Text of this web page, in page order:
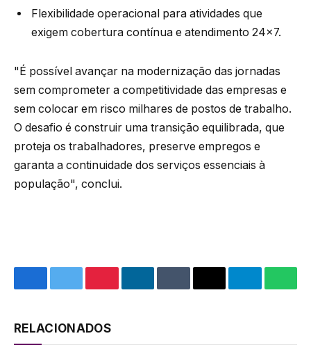
Flexibilidade operacional para atividades que
exigem cobertura contínua e atendimento 24×7.
"É possível avançar na modernização das jornadas
sem comprometer a competitividade das empresas e
sem colocar em risco milhares de postos de trabalho.
O desafio é construir uma transição equilibrada, que
proteja os trabalhadores, preserve empregos e
garanta a continuidade dos serviços essenciais à
população", conclui.
Facebook
TwitterPinterestLinkedInTumblrEmail Telegram
RELACIONADOS